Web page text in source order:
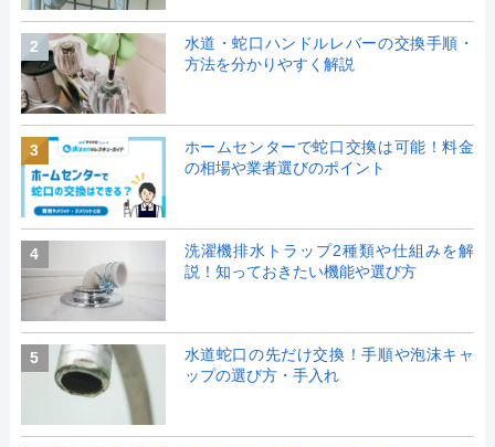
2
水道・蛇口ハンドルレバーの交換手順・
方法を分かりやすく解説
3
ホームセンターで蛇口交換は可能！料金
の相場や業者選びのポイント
4
洗濯機排水トラップ2種類や仕組みを解
説！知っておきたい機能や選び方
5
水道蛇口の先だけ交換！手順や泡沫キャ
ップの選び方・手入れ